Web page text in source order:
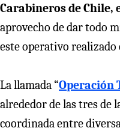
Carabineros de Chile,
aprovecho de dar todo
este operativo
La llamada “Operación
alrededor de las tres de
coordinada entre